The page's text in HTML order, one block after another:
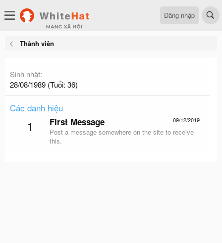
Đăng nhập
Thành viên
Sinh nhật
28/08/1989 (Tuổi: 36)
Các danh hiệu
1 09/12/2019
First Message
Post a message somewhere on the site to receive
this.